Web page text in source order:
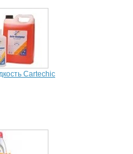
Cartechic